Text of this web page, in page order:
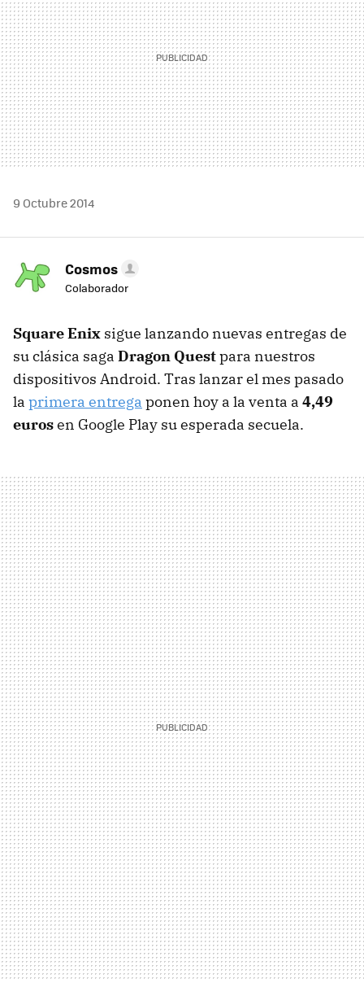
9 Octubre 2014
Cosmos
Colaborador
Square Enix sigue lanzando nuevas entregas de
su clásica saga Dragon Questpara nuestros
dispositivos Android. Tras lanzar el mes pasado
la primera entrega ponen hoy a la venta a 4,49
eurosen Google Play su esperada secuela.